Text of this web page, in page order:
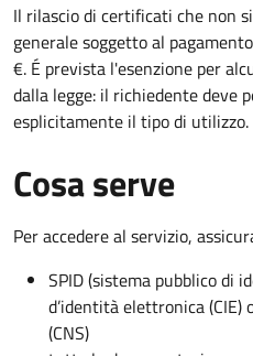
Il rilascio di certificati che non
generale soggetto al
€. É prevista l'esenzione per
dalla legge: il richiedente deve
esplicitamente il tipo di utilizzo.
Cosa serve
Per accedere al servizio,
SPID (sistema pubblico di
d’identità elettronica (CIE)
(CNS)